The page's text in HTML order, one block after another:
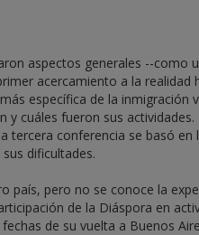
aspectos generales --como
acercamiento a la realidad
específica de la inmigración
cuáles fueron sus
tercera conferencia se basó en
dificultades.
país, pero no se conoce la
de la Diáspora en
de su vuelta a Buenos